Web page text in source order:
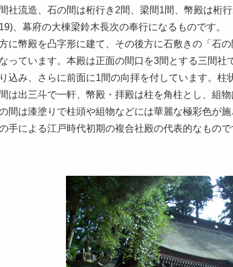
社流造、石の間は桁行き2間、梁間1間、幣殿は桁
、幕府の大棟梁鈴木長次の奉行になるものです。
に幣殿を凸字形に建て、その後方に石敷きの「石
っています。本殿は正面の間口を3間とする三間
込み、さらに前面に1間の向拝を付しています。
は出三斗で一軒、幣殿・拝殿は柱を角柱とし、組
間は漆塗りで柱頭や組物などには華麗な極彩色が
手による江戸時代初期の複合社殿の代表的なもので